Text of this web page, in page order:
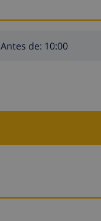
Antes de: 10:00